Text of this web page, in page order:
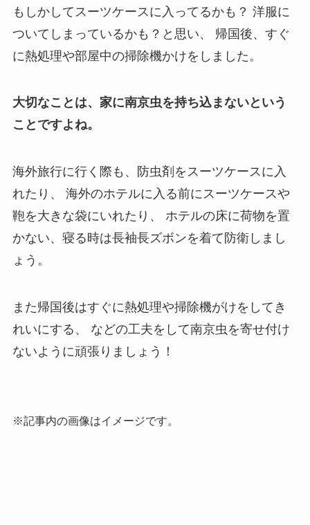
もしかしてスーツケースに入ってるかも？ 洋服に
ついてしまっているかも？と思い、
帰国後、すぐ
に熱処理や部屋中の掃除機かけをしました。
大切なことは、家に南京虫を持ち込まないという
ことですよね。
海外旅行に行く際も、防虫剤をスーツケースに入
れたり、
海外のホテルに入る前にスーツケースや
鞄を大きな袋にいれたり、
ホテルの床に荷物を置
かない、寝る時は長袖長ズボンを着て防衛しまし
ょう。
また帰国後はすぐに熱処理や掃除機がけをしてき
れいにする、
などの工夫をして南京虫を寄せ付け
ないように頑張りましょう！
※記事内の画像はイメージです。